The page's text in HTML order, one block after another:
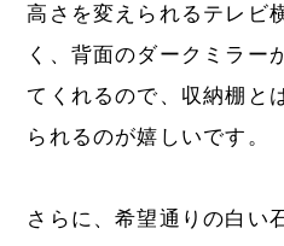
高さを変えられるテレビ
く、背面のダークミラー
てくれるので、収納棚と
られるのが嬉しいです。
さらに、希望通りの白い